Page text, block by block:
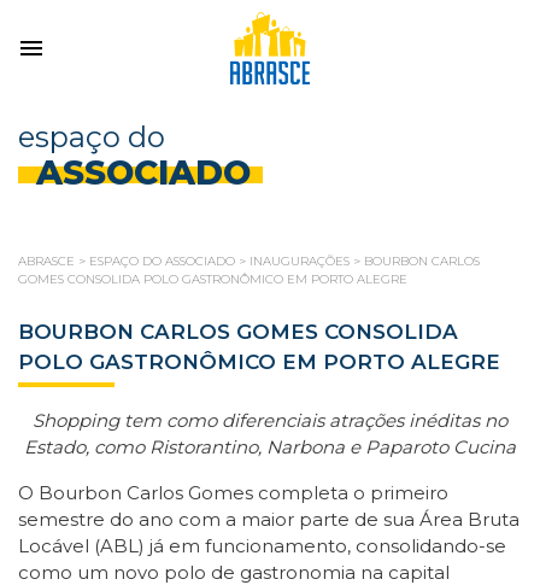
espaço do
ASSOCIADO
ABRASCE > ESPAÇO DO ASSOCIADO > INAUGURAÇÕES > BOURBON CARLOS
GOMES CONSOLIDA POLO GASTRONÔMICO EM PORTO ALEGRE
BOURBON CARLOS GOMES CONSOLIDA
POLO GASTRONÔMICO EM PORTO ALEGRE
Shopping tem como diferenciais atrações inéditas no
Estado, como Ristorantino, Narbona e Paparoto Cucina
O Bourbon Carlos Gomes completa o primeiro
semestre do ano com a maior parte de sua Área Bruta
Locável (ABL) já em funcionamento, consolidando-se
como um novo polo de gastronomia na capital